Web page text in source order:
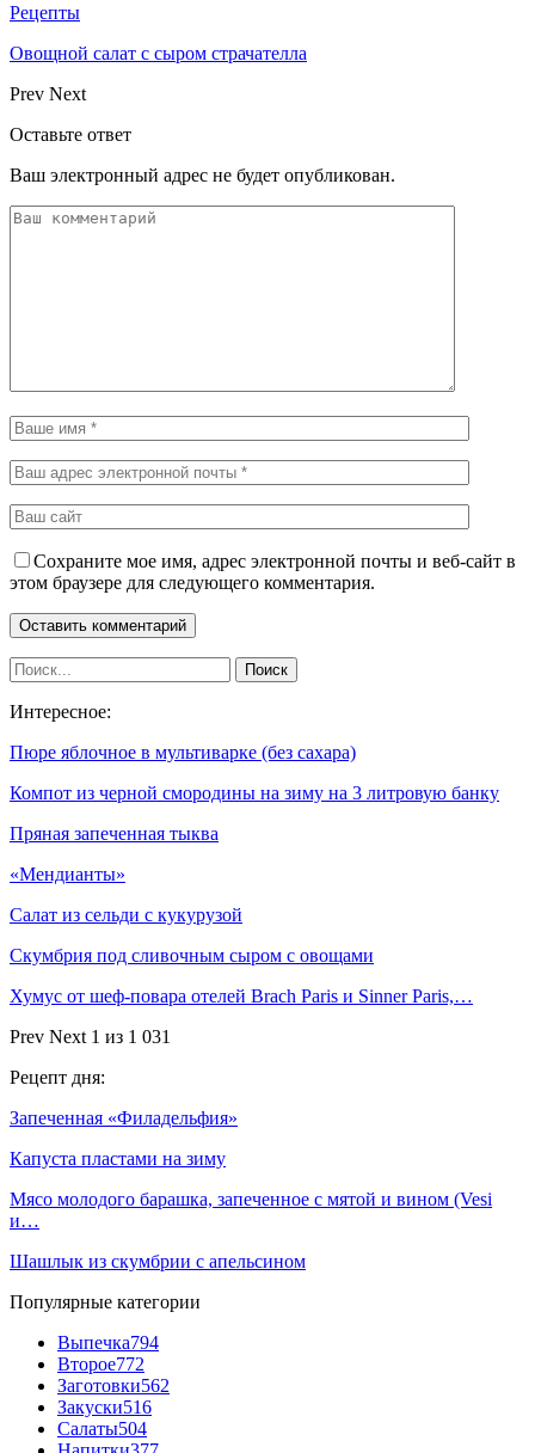
Рецепты
Овощной салат с сыром страчателла
Prev Next
Оставьте ответ
Ваш электронный адрес не будет опубликован.
Сохраните мое имя, адрес электронной почты и веб-сайт в
этом браузере для следующего комментария.
Интересное:
Пюре яблочное в мультиварке (без сахара)
Компот из черной смородины на зиму на 3 литровую банку
Пряная запеченная тыква
«Мендианты»
Салат из сельди с кукурузой
Скумбрия под сливочным сыром с овощами
Хумус от шеф-повара отелей Brach Paris и Sinner Paris,…
Prev Next 1 из 1 031
Рецепт дня:
Запеченная «Филадельфия»
Капуста пластами на зиму
Мясо молодого барашка, запеченное с мятой и вином (Vesi
и…
Шашлык из скумбрии с апельсином
Популярные категории
Выпечка794
Второе772
Заготовки562
Закуски516
Салаты504